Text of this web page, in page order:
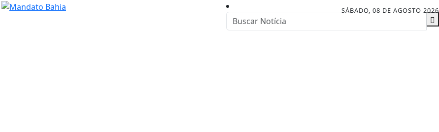
SÁBADO, 08 DE AGOSTO 2026